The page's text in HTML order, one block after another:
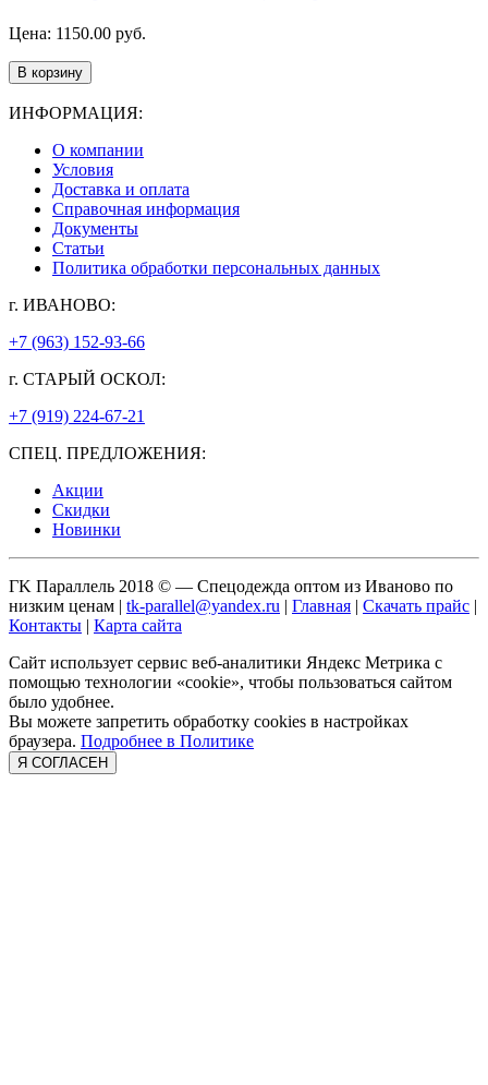
Цена: 1150.00 руб.
В корзину
ИНФОРМАЦИЯ:
О компании
Условия
Доставка и оплата
Справочная информация
Документы
Статьи
Политика обработки персональных данных
г. ИВАНОВО:
+7 (963) 152-93-66
г. СТАРЫЙ ОСКОЛ:
+7 (919) 224-67-21
СПЕЦ. ПРЕДЛОЖЕНИЯ:
Акции
Скидки
Новинки
ГK Параллель 2018 © — Спецодежда оптом из Иваново по
низким ценам | tk-parallel@yandex.ru | Главная | Скачать прайс |
Контакты | Карта сайта
Сайт использует сервис веб-аналитики Яндекс Метрика с
помощью технологии «cookie», чтобы пользоваться сайтом
было удобнее.
Вы можете запретить обработку cookies в настройках
браузера. Подробнее в Политике
Я СОГЛАСЕН